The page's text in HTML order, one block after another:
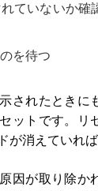
ていないか確
を待つ
されたときに
ットです。リ
が消えていれ
因が取り除か